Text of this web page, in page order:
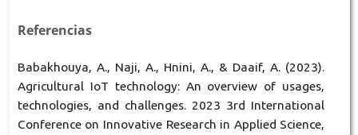
Referencias
Babakhouya, A., Naji, A., Hnini, A., & Daaif, A. (2023).
Agricultural IoT technology: An overview of usages,
technologies, and challenges. 2023 3rd International
Conference on Innovative Research in Applied Science,